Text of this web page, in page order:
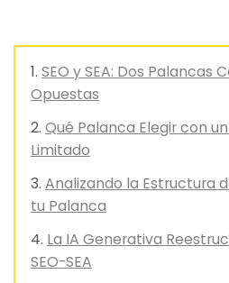
SEO y SEA: Dos Palancas
Opuestas
Qué Palanca Elegir con
Limitado
Analizando la Estructura
tu Palanca
La IA Generativa
SEO-SEA